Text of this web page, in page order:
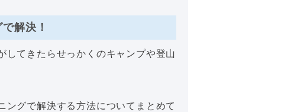
解決！
してきたらせっかくのキャンプや登山
ングで解決する方法についてまとめて